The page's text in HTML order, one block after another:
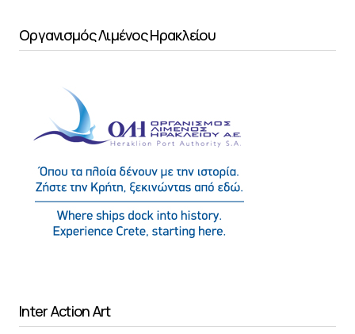
Οργανισμός Λιμένος Ηρακλείου
Inter Action Art